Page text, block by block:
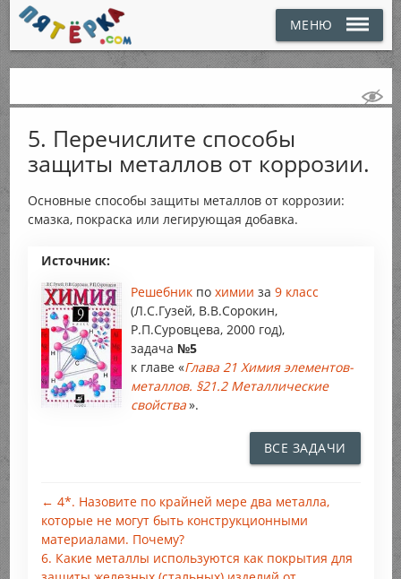
МЕНЮ
5. Перечислите способы
защиты металлов от коррозии.
Основные способы защиты металлов от коррозии:
смазка, покраска или легирующая добавка.
Источник:
Решебник по химии за 9 класс
(Л.С.Гузей, В.В.Сорокин,
Р.П.Суровцева, 2000 год),
задача №5
к главе «Глава 21 Химия элементов-
металлов. §21.2 Металлические
свойства».
ВСЕ ЗАДАЧИ
← 4*. Назовите по крайней мере два металла,
которые не могут быть конструкционными
материалами. Почему?
6. Какие металлы используются как покрытия для